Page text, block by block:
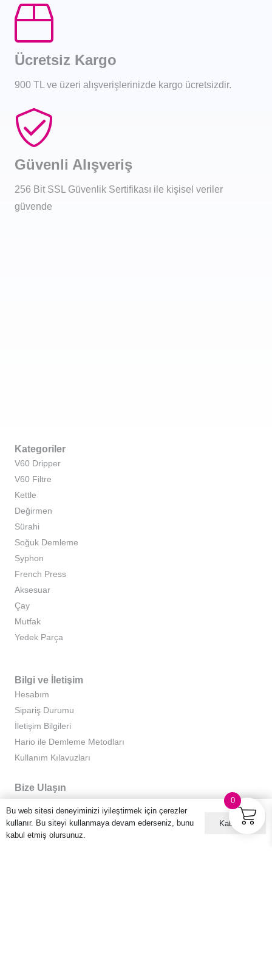
Ücretsiz Kargo
900 TL ve üzeri alışverişlerinizde kargo ücretsizdir.
Güvenli Alışveriş
256 Bit SSL Güvenlik Sertifikası ile kişisel veriler
güvende
Kategoriler
V60 Dripper
V60 Filtre
Kettle
Değirmen
Sürahi
Soğuk Demleme
Syphon
French Press
Aksesuar
Çay
Mutfak
Yedek Parça
Bilgi ve İletişim
Hesabım
Sipariş Durumu
İletişim Bilgileri
Hario ile Demleme Metodları
Kullanım Kılavuzları
Bize Ulaşın
info@harioturkiye.com
0
Bu web sitesi deneyiminizi iyileştirmek için çerezler
kullanır. Bu siteyi kullanmaya devam ederseniz, bunu
kabul etmiş olursunuz.
Kabul ET